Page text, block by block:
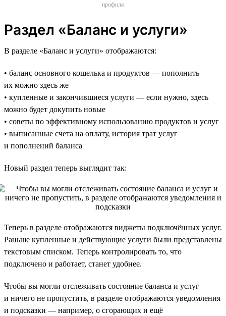
профиля
Раздел «Баланс и услуги»
В разделе «Баланс и услуги» отображаются:
• баланс основного кошелька и продуктов — пополнить
их можно здесь же
• купленные и закончившиеся услуги — если нужно, здесь
можно будет докупить новые
• советы по эффективному использованию продуктов и услуг
• выписанные счета на оплату, история трат услуг
и пополнений баланса
Новый раздел теперь выглядит так:
Теперь в разделе отображаются виджеты подключённых услуг.
Раньше купленные и действующие услуги были представлены
текстовым списком. Теперь контролировать то, что
подключено и работает, станет удобнее.
Чтобы вы могли отслеживать состояние баланса и услуг
и ничего не пропустить, в разделе отображаются уведомления
и подсказки — например, о сгорающих и ещё